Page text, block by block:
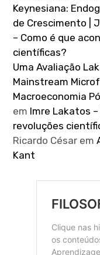
Keynesiana:
de Crescimento |
– Como é que
científicas?
Uma Avaliação
Mainstream
Macroeconomia
em Imre Lakatos
revoluções
Ricardo César em
Kant